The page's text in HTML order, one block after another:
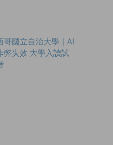
哥國立自治大學｜AI
弊失效 大學入讀試